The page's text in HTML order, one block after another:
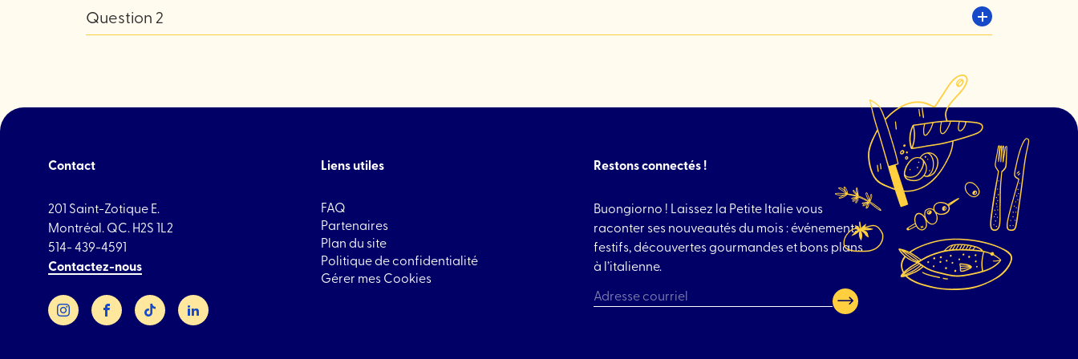
Question 2
Contact
201 Saint-Zotique E.
Montréal. QC. H2S 1L2
514- 439-4591
Contactez-nous
InstagramFacebookTikTok LinkedIn
Liens utiles
FAQ
Partenaires
Plan du site
Politique de confidentialité
Gérer mes Cookies
Restons connectés !
Buongiorno ! Laissez la Petite Italie vous
raconter ses nouveautés du mois : événements
festifs, découvertes gourmandes et bons plans
à l’italienne.